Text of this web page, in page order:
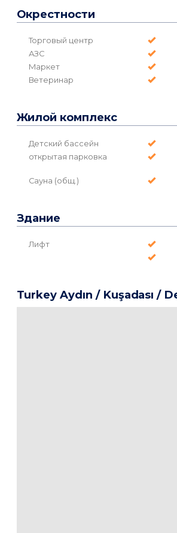
Окрестности
Торговый центр
АЗС
Маркет
Ветеринар
Жилой комплекс
Детский бассейн
открытая парковка
Сауна (общ.)
Здание
Лифт
Turkey Aydın / Kuşadası /